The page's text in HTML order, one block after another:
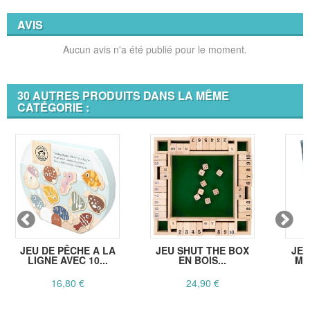
AVIS
Aucun avis n'a été publié pour le moment.
30 AUTRES PRODUITS DANS LA MÊME
CATÉGORIE :
JEU DE PÊCHE A LA
LIGNE AVEC 10...
16,80 €
JEU SHUT THE BOX
EN BOIS...
24,90 €